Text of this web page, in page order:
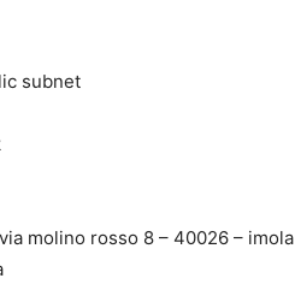
subnet
molino rosso 8 – 40026 – imola